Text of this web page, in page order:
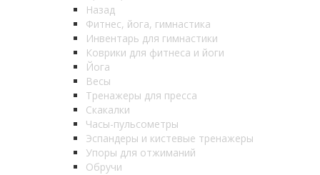
Назад
Фитнес, йога, гимнастика
Инвентарь для гимнастики
Коврики для фитнеса и йоги
Йога
Весы
Тренажеры для пресса
Скакалки
Часы-пульсометры
Эспандеры и кистевые тренажеры
Упоры для отжиманий
Обручи